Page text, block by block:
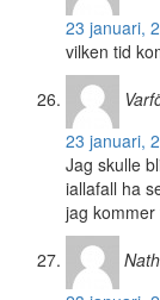
23 januari,
vilken tid
23 januari,
Jag skulle
iallafall ha
jag